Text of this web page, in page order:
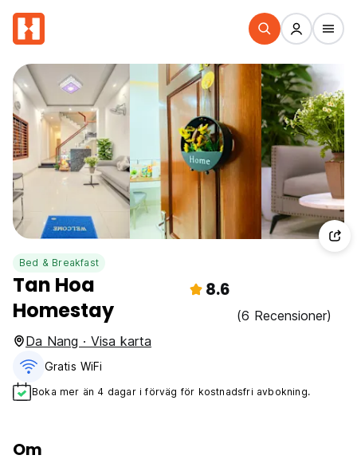
Bed & Breakfast
Tan Hoa
Homestay
8.6
(6 Recensioner)
Da Nang · Visa karta
Gratis WiFi
Boka mer än 4 dagar i förväg för kostnadsfri avbokning.
Om